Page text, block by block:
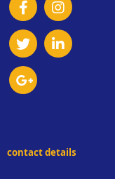
contact details